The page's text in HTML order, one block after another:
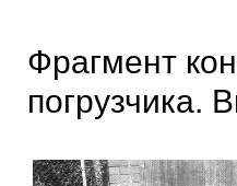
Фрагмент
погрузчика.